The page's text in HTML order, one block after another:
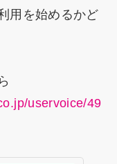
用を始めるかど
uservoice/49